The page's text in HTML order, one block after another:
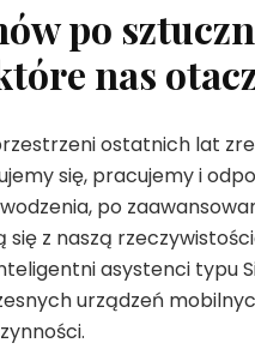
po
nas
ostatnich lat
się, pracujemy i
po
z naszą
asystenci typu
urządzeń